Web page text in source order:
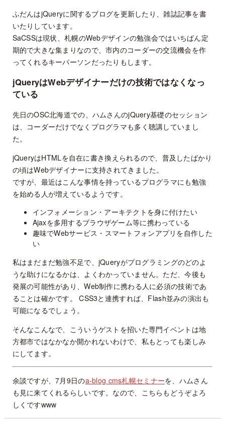
ふだんはjQueryに関するブログを更新したり、雑誌記事を書
いたりしています。
SaCSSは現状、札幌のWebデザインの勉強会ではいちばん定
期的で大きな集まりなので、市内のコーダーの交流機会を作
ってくれるキーパーソンだったりもします。
jQueryはWebデザイナーだけの技術ではなくなっ
ている
先日のOSC北海道での、ハムさんのjQuery基礎のセッション
は、コーダーだけでなくプログラマも多く聴講していまし
た。
jQueryはHTMLを自在に書き換えられるので、普及したばかり
の頃はWebデザイナーに支持されてきました。
ですが、最近はこんな事情を持っているプログラマにも勉強
を始める人が増えているようです。
インフォメーション・アーキテクトを身に付けたい
Ajaxを多用するブラウザゲーム等に携わっている
趣味でWebサービス・スマートフォンアプリを自作した
い
私はまだまだ勉強不足で、jQueryがプログラミングのどのよ
うな助けになるかは、よくわかっていません。ただ、今後も
発展の可能性があり、Web制作に携わる人に必須の技術であ
ることは確かです。 CSS3と連携すれば、Flash並みの演出も
可能になるでしょう。
そんなこんなで、こういうゲストを招いた専門イベントは地
方都市ではなかなか開かれないわけで、私もとっても楽しみ
にしてます。
余談ですが、7月9日のa-blog cms札幌セミナーを、ハムさん
も見に来てくれるらしいです。なので、こちらもどうぞよろ
しくですwww